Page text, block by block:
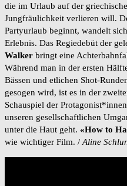
die im Urlaub auf der
Jungfräulichkeit verlieren will.
Partyurlaub beginnt, wandelt
Erlebnis. Das Regiedebüt der
Walker bringt eine
Während man in der ersten
Bässen und etlichen Shot-
gesogen wird, ist es in der
Schauspiel der
unseren gesellschaftlichen
unter die Haut geht. «How to
wie wichtiger Film. /Aline